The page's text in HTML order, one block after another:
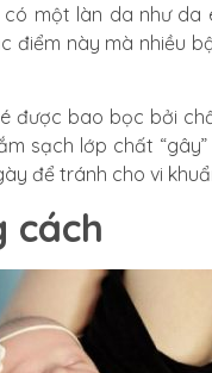
một làn da như
điểm này mà nhiều
được bao bọc bởi
sạch lớp chất
để tránh cho vi
cách